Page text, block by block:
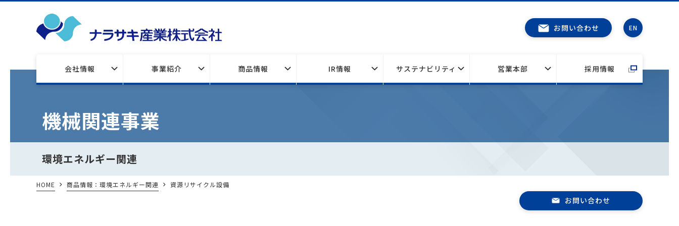
お問い合わせ EN
会社情報 事業紹介 商品情報 IR情報 サステナビリティ 営業本部 採用情報
機械関連事業
環境エネルギー関連
HOME 商品情報：環境エネルギー関連 資源リサイクル設備
お問い合わせ